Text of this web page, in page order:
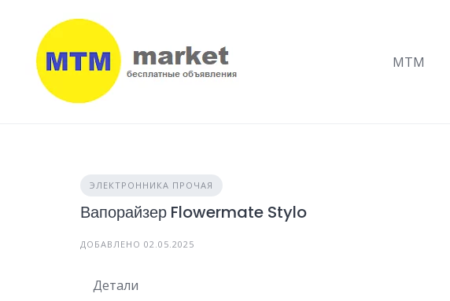
content
МТМ
ЭЛЕКТРОННИКА ПРОЧАЯ
Вапорайзер Flowermate Stylo
ДОБАВЛЕНО 02.05.2025
Детали